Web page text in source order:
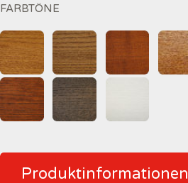
FARBTÖNE
Produktinformationen